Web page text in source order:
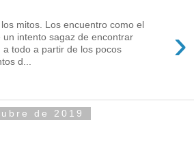
›
mitos. Los encuentro como el
un intento sagaz de encontrar
a todo a partir de los pocos
d...
de 2019